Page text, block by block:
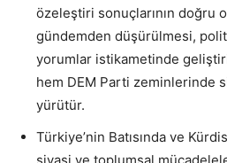
özeleştiri sonuçlarının doğru
gündemden düşürülmesi,
yorumlar istikametinde
hem DEM Parti zeminlerinde
yürütür.
Türkiye’nin Batısında ve